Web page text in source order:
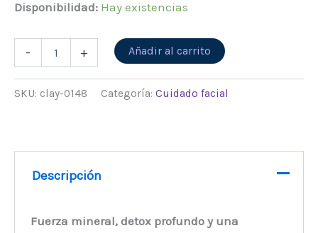
Disponibilidad: Hay existencias
- + Añadir al carrito
SKU: clay-0148 Categoría: Cuidado facial
Descripción
Fuerza mineral, detox profundo y una